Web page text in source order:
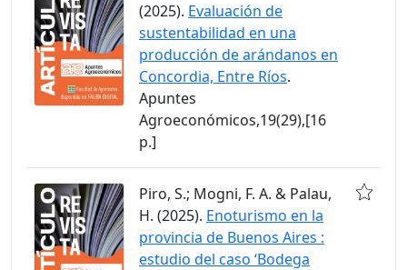
(2025). Evaluación de
sustentabilidad en una
producción de arándanos en
Concordia, Entre Ríos.
Apuntes
Agroeconómicos,19(29),[16
p.]
Piro, S.; Mogni, F. A. & Palau,
H. (2025). Enoturismo en la
provincia de Buenos Aires :
estudio del caso ‘Bodega